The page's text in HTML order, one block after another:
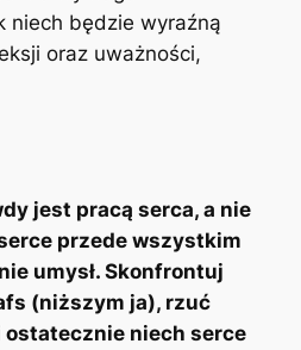
niech będzie wyraźną
oraz uważności,
jest pracą serca, a nie
przede wszystkim
umysł. Skonfrontuj
(niższym ja), rzuć
ostatecznie niech serce